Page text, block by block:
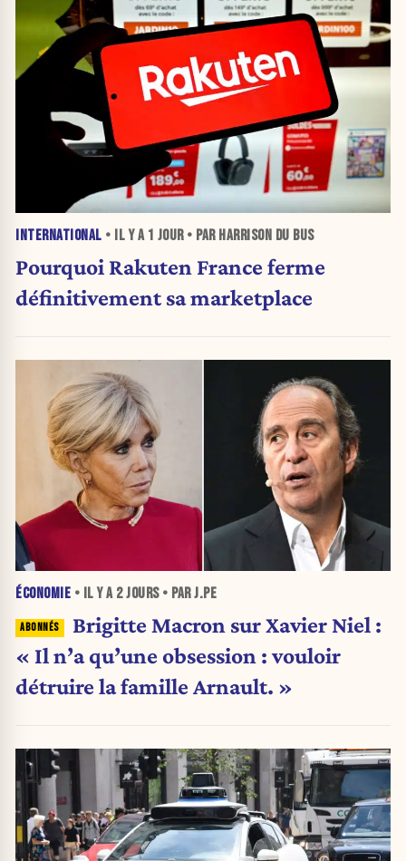
INTERNATIONAL • IL Y A 1 JOUR• PAR HARRISON DU BUS
Pourquoi Rakuten France ferme
définitivement sa marketplace
ÉCONOMIE • IL Y A 2 JOURS• PAR J.PE
Brigitte Macron sur Xavier Niel :
« Il n’a qu’une obsession : vouloir
détruire la famille Arnault. »